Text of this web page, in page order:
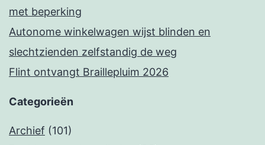
met beperking
Autonome winkelwagen wijst blinden en
slechtzienden zelfstandig de weg
Flint ontvangt Braillepluim 2026
Categorieën
Archief (101)